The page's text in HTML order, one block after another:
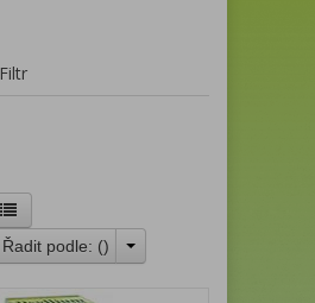
Filtr
Řadit podle: ()